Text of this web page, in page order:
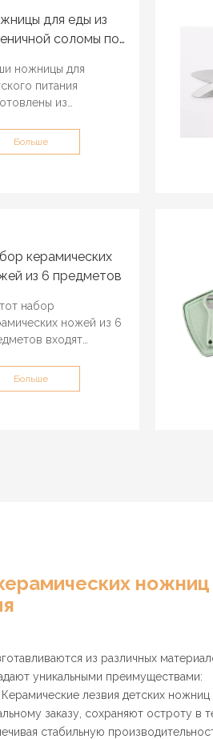
для еды из
соломы по
ножницы для
питания
из
экологически
АБС-пластика и
Больше
керамических
из 6 предметов
набор
ножей из 6
входят
нож, нож
фруктов, терка,
Больше
ножниц
из различных
уникальными преимуществами:
Керамические лезвия детских ножниц
заказу, сохраняют остроту в
стабильную